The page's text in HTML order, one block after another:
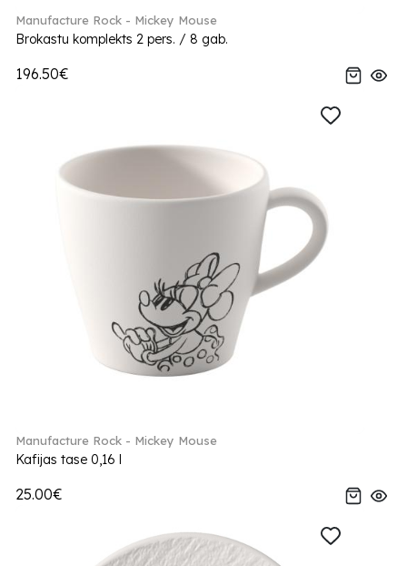
Manufacture Rock - Mickey Mouse
Brokastu komplekts 2 pers. / 8 gab.
196.50€
Manufacture Rock - Mickey Mouse
Kafijas tase 0,16 l
25.00€